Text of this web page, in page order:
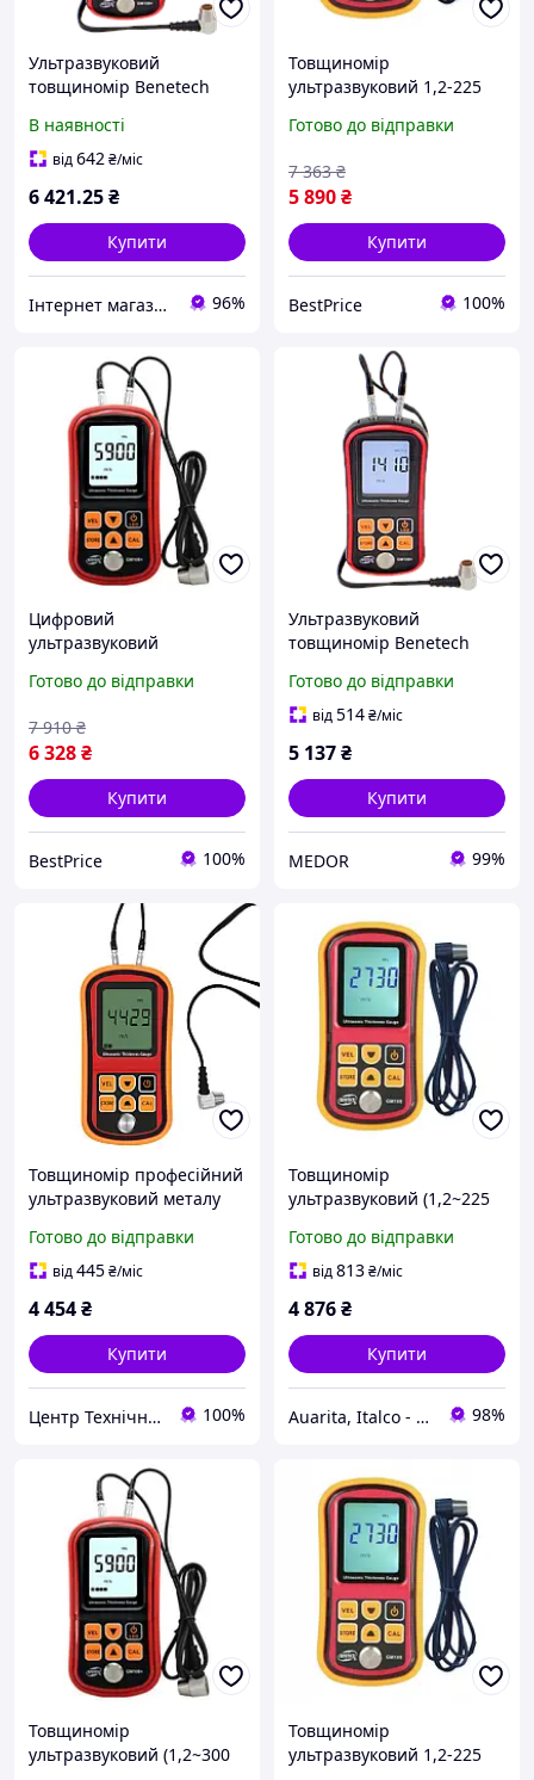
Ультразвуковий
товщиномір Benetech
В наявності
від642₴/міс
6 421.25₴
Купити
Інтернет магазин Store7 96%
Товщиномір
ультразвуковий 1,2-225
Готово до відправки
5 890₴
7 363 ₴
Купити
BestPrice 100%
Цифровий
ультразвуковий
BENETECH GM100X
Готово до відправки
6 328₴
7 910 ₴
Купити
BestPrice 100%
Ультразвуковий
товщиномір Benetech
Готово до відправки
від514₴/міс
5 137₴
Купити
MEDOR 99%
Товщиномір професійний
ультразвуковий металу
Profiline GM100
Готово до відправки
від445₴/міс
4 454₴
Купити
Центр Технічної Безпеки 100%
Товщиномір
ультразвуковий (1,2~225
Готово до відправки
від813₴/міс
4 876₴
Купити
Auarita, Italco - преміальне фарбувальне обладнання 98%
Товщиномір
ультразвуковий (1,2~300
Товщиномір
ультразвуковий 1,2-225